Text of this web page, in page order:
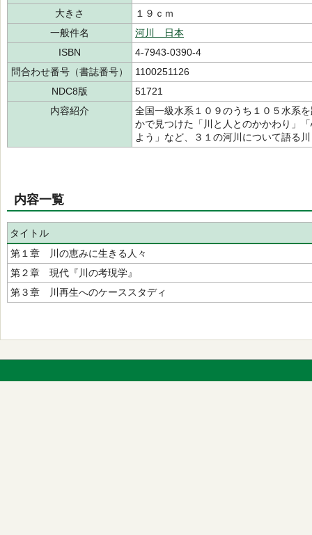
大きさ
１９ｃｍ
一般件名
河川 日本
ISBN
4-7943-0390-4
問合わせ番号（書誌番号）
1100251126
NDC8版
51721
内容紹介
全国一級水系１０９のうち１０５水系
かで見つけた「川と人とのかかわり」
よう」など、３１の河川について語る
内容一覧
タイトル
第１章 川の恵みに生きる人々
第２章 現代『川の考現学』
第３章 川再生へのケーススタディ